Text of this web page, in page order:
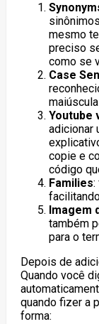
mesmo
preciso
como se
Case
Youtube
adicionar
copie e
código
Families:
Imagem
também
para o
Depois de
Quando você
quando fizer a
forma: